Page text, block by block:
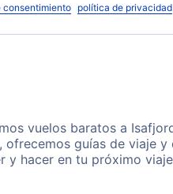
consentimiento
política de privacidad
vuelos baratos a
guías de viaje
hacer en tu próximo